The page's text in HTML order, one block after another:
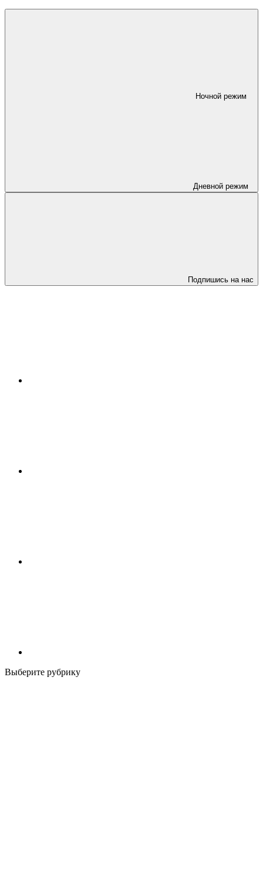
Ночной режим
Дневной режим
Подпишись на нас
Выберите рубрику